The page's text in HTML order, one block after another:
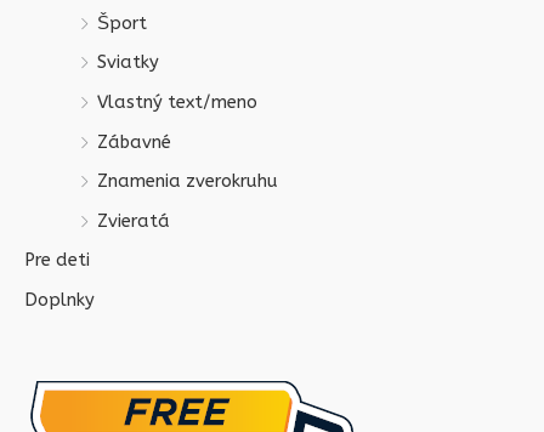
Šport
Sviatky
Vlastný text/meno
Zábavné
Znamenia zverokruhu
Zvieratá
Pre deti
Doplnky